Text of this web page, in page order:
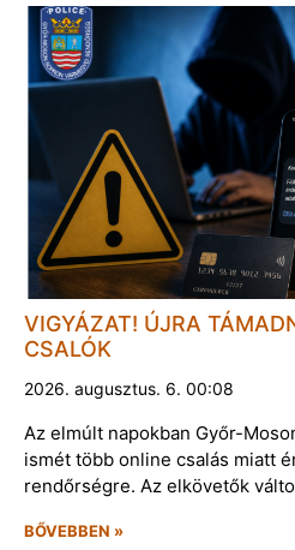
VIGYÁZAT! ÚJRA
CSALÓK
2026. augusztus. 6. 00:08
Az elmúlt napokban Győr-
ismét több online csalás miatt
rendőrségre. Az elkövetők
BŐVEBBEN »